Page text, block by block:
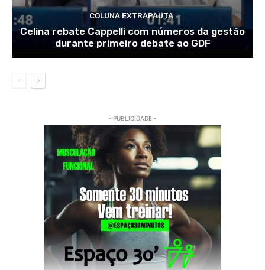
COLUNA EXTRAPAUTA
Celina rebate Cappelli com números da gestão
durante primeiro debate ao GDF
- PUBLICIDADE -